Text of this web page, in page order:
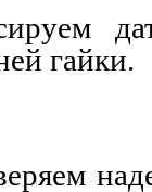
гайки.